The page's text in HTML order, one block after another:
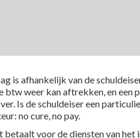
is afhankelijk van de
weer kan aftrekken, en
Is de schuldeiser een
no cure, no pay.
voor de diensten van het